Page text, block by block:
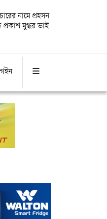
নামে প্রহসন
মুগ্ধর ভাই